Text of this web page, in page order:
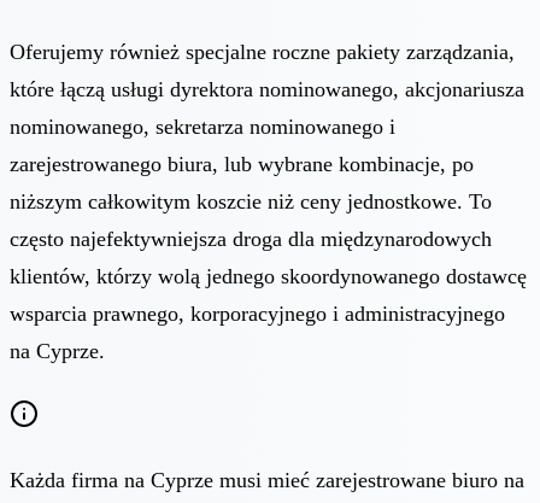
Oferujemy również specjalne roczne pakiety zarządzania,
które łączą usługi dyrektora nominowanego, akcjonariusza
nominowanego, sekretarza nominowanego i
zarejestrowanego biura, lub wybrane kombinacje, po
niższym całkowitym koszcie niż ceny jednostkowe. To
często najefektywniejsza droga dla międzynarodowych
klientów, którzy wolą jednego skoordynowanego dostawcę
wsparcia prawnego, korporacyjnego i administracyjnego
na Cyprze.
Każda firma na Cyprze musi mieć zarejestrowane biuro na